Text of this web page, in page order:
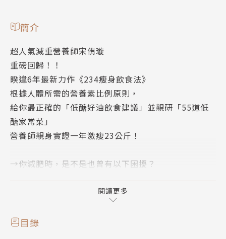
簡介
超人氣減重營養師宋侑璇
重磅回歸！！
睽違6年最新力作《234瘦身飲食法》
根據人體所需的營養素比例原則，
給你最正確的「低醣好油飲食建議」並親研「55道低
醣家常菜」
營養師親身實證一年激瘦23公斤！
→你減肥時，是不是也曾有以下困擾？
方法，才是減肥成功硬道理！
●要減肥不吃澱粉才對？──醣類是燃燒油脂的驅動程
式，不吃醣會嚴重傷害健康！
閱讀更多
目錄